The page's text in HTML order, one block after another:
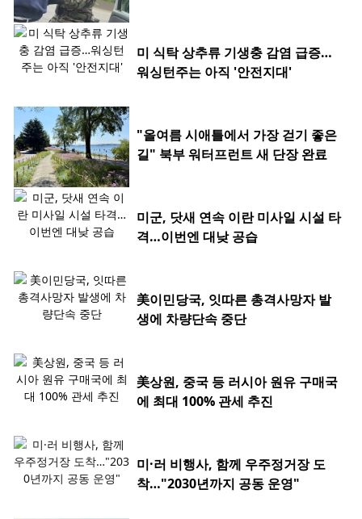
미 식탁 상추류 기생충 감염 급증…
워싱턴주는 아직 '안전지대'
"올여름 시애틀에서 가장 걷기 좋은
길" 북부 워터프런트 새 단장 완료
미군, 닷새 연속 이란 미사일 시설 타
격…이번엔 대낮 공습
美이민당국, 잇따른 총격사망자 발
생에 차량단속 중단
美상원, 중국 등 러시아 원유 구매국
에 최대 100% 관세 추진
미·러 비행사, 함께 우주정거장 도
착…"2030년까지 공동 운영"